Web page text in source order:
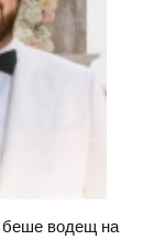
водещ на